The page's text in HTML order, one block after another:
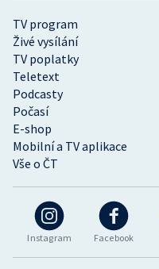
Instagram Facebook
TV program
Živé vysílání
TV poplatky
Teletext
Podcasty
Počasí
E-shop
Mobilní a TV aplikace
Vše o ČT